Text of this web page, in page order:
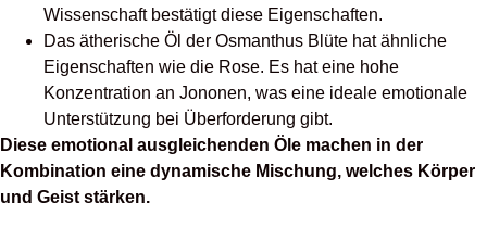
Wissenschaft bestätigt diese Eigenschaften.
Das ätherische Öl der Osmanthus Blüte hat ähnliche
Eigenschaften wie die Rose. Es hat eine hohe
Konzentration an Jononen, was eine ideale emotionale
Unterstützung bei Überforderung gibt.
Diese emotional ausgleichenden Öle machen in der
Kombination eine dynamische Mischung, welches Körper
und Geist stärken.